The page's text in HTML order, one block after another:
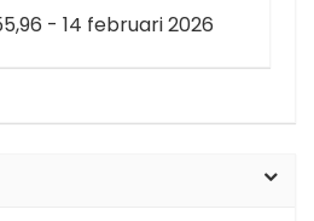
- 14 februari 2026